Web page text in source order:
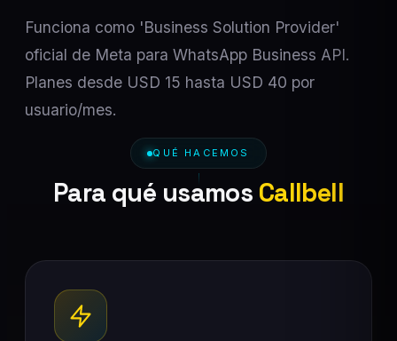
Funciona como 'Business Solution Provider'
oficial de Meta para WhatsApp Business API.
Planes desde USD 15 hasta USD 40 por
usuario/mes.
QUÉ HACEMOS
Para qué usamos Callbell